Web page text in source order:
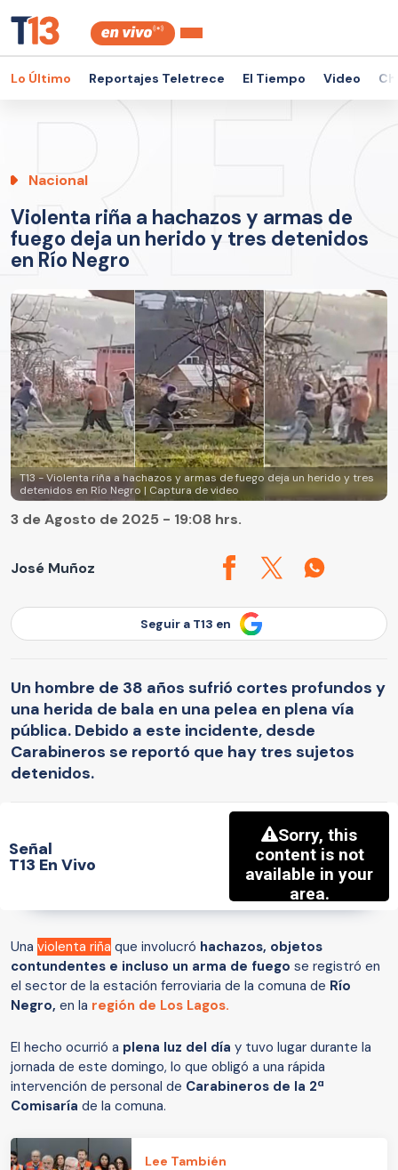
Lo Último Reportajes Teletrece El Tiempo Video
Nacional
Violenta riña a hachazos y armas de
fuego deja un herido y tres detenidos
en Río Negro
T13 - Violenta riña a hachazos y armas de fuego deja un herido y tres
detenidos en Río Negro | Captura de video
José Muñoz
3 de Agosto de 2025 - 19:08 hrs.
Seguir a T13 en
Un hombre de 38 años sufrió cortes profundos y
una herida de bala en una pelea en plena vía
pública. Debido a este incidente, desde
Carabineros se reportó que hay tres sujetos
detenidos.
Señal
T13 En Vivo
Una violenta riña que involucró hachazos, objetos
contundentes e incluso un arma de fuego se registró en
el sector de la estación ferroviaria de la comuna de Río
Negro, en la región de Los Lagos.
El hecho ocurrió a plena luz del día y tuvo lugar durante la
jornada de este domingo, lo que obligó a una rápida
intervención de personal de Carabineros de la 2ª
Comisaría de la comuna.
Lee También